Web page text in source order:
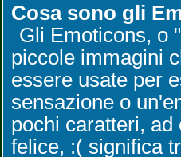
Cosa sono gli
Gli Emoticons, o
piccole immagini
essere usate per
sensazione o
pochi caratteri, ad
felice, :( significa